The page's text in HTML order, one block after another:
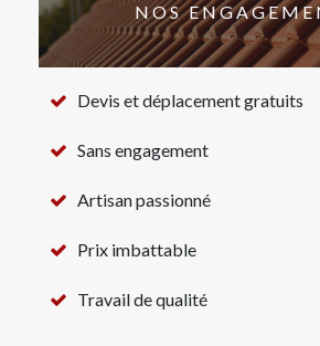
NOS
Devis et déplacement gratuits
Sans engagement
Artisan passionné
Prix imbattable
Travail de qualité